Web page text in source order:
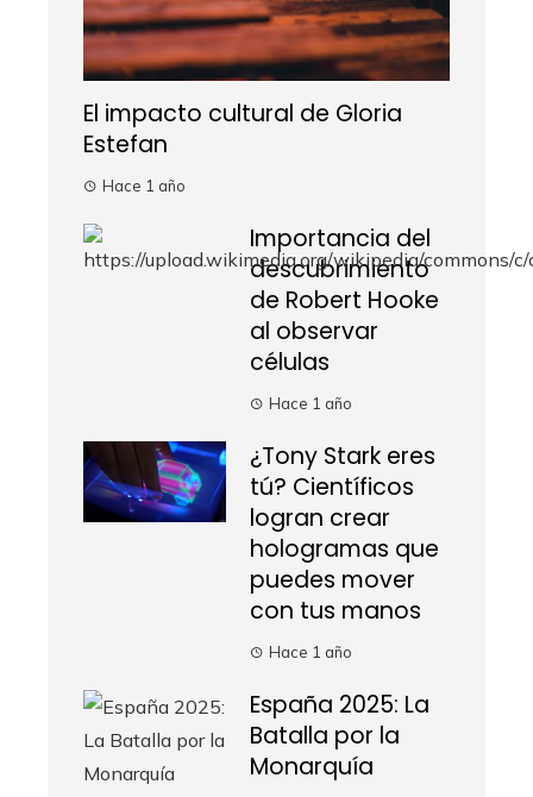
El impacto cultural de Gloria
Estefan
Hace 1 año
Importancia del
descubrimiento
de Robert Hooke
al observar
células
Hace 1 año
¿Tony Stark eres
tú? Científicos
logran crear
hologramas que
puedes mover
con tus manos
Hace 1 año
España 2025: La
Batalla por la
Monarquía